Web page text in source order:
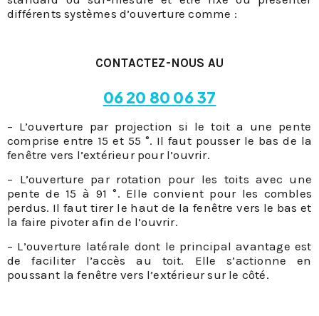
différents systèmes d’ouverture comme :
CONTACTEZ-NOUS AU
06 20 80 06 37
– L’ouverture par projection si le toit a une pente
comprise entre 15 et 55 °. Il faut pousser le bas de la
fenêtre vers l’extérieur pour l’ouvrir.
– L’ouverture par rotation pour les toits avec une
pente de 15 à 91 °. Elle convient pour les combles
perdus. Il faut tirer le haut de la fenêtre vers le bas et
la faire pivoter afin de l’ouvrir.
– L’ouverture latérale dont le principal avantage est
de faciliter l’accès au toit. Elle s’actionne en
poussant la fenêtre vers l’extérieur sur le côté.